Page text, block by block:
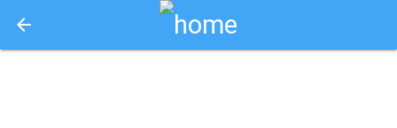
arrow_back